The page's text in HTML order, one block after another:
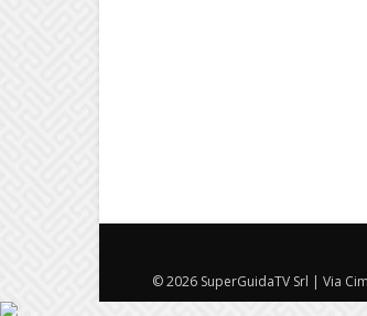
© 2026 SuperGuidaTV Srl | Via